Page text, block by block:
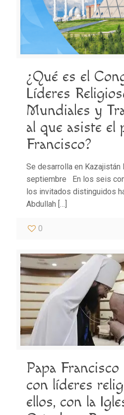
¿Qué es el
Líderes
Mundiales y
al que asiste el
Francisco?
Se desarrolla en
septiembre En los seis
los invitados distinguidos
Abdullah […]
0
Papa
con líderes
ellos, con la